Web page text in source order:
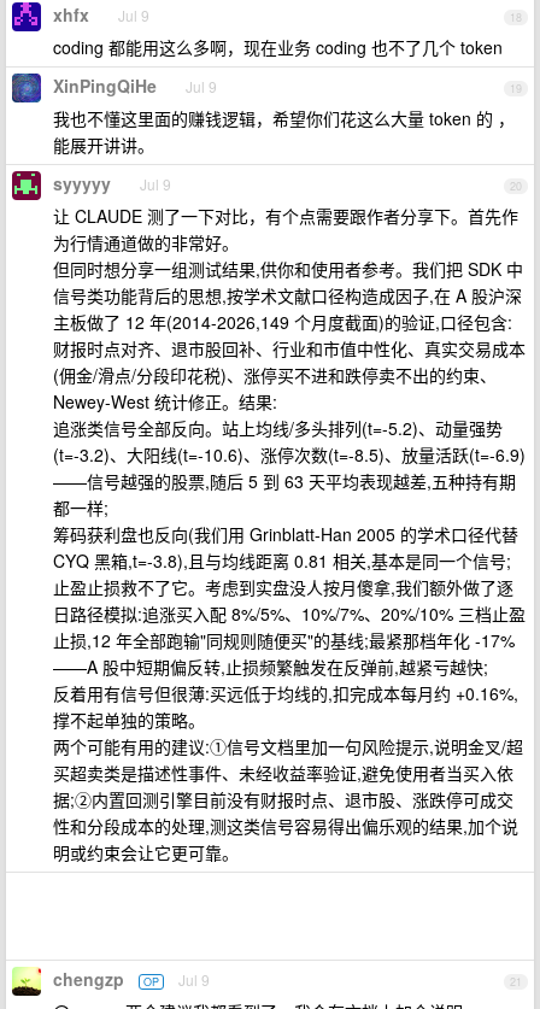
18
xhfx Jul 9
coding 都能用这么多啊，现在业务 coding 也不了几个 token
19
XinPingQiHe Jul 9
我也不懂这里面的赚钱逻辑，希望你们花这么大量 token 的 ，
能展开讲讲。
20
syyyyy Jul 9
让 CLAUDE 测了一下对比，有个点需要跟作者分享下。首先作
为行情通道做的非常好。
但同时想分享一组测试结果,供你和使用者参考。我们把 SDK 中
信号类功能背后的思想,按学术文献口径构造成因子,在 A 股沪深
主板做了 12 年(2014-2026,149 个月度截面)的验证,口径包含:
财报时点对齐、退市股回补、行业和市值中性化、真实交易成本
(佣金/滑点/分段印花税)、涨停买不进和跌停卖不出的约束、
Newey-West 统计修正。结果:
追涨类信号全部反向。站上均线/多头排列(t=-5.2)、动量强势
(t=-3.2)、大阳线(t=-10.6)、涨停次数(t=-8.5)、放量活跃(t=-6.9)
——信号越强的股票,随后 5 到 63 天平均表现越差,五种持有期
都一样;
筹码获利盘也反向(我们用 Grinblatt-Han 2005 的学术口径代替
CYQ 黑箱,t=-3.8),且与均线距离 0.81 相关,基本是同一个信号;
止盈止损救不了它。考虑到实盘没人按月傻拿,我们额外做了逐
日路径模拟:追涨买入配 8%/5%、10%/7%、20%/10% 三档止盈
止损,12 年全部跑输"同规则随便买"的基线;最紧那档年化 -17%
——A 股中短期偏反转,止损频繁触发在反弹前,越紧亏越快;
反着用有信号但很薄:买远低于均线的,扣完成本每月约 +0.16%,
撑不起单独的策略。
两个可能有用的建议:①信号文档里加一句风险提示,说明金叉/超
买超卖类是描述性事件、未经收益率验证,避免使用者当买入依
据;②内置回测引擎目前没有财报时点、退市股、涨跌停可成交
性和分段成本的处理,测这类信号容易得出偏乐观的结果,加个说
明或约束会让它更可靠。
21
chengzp OP Jul 9